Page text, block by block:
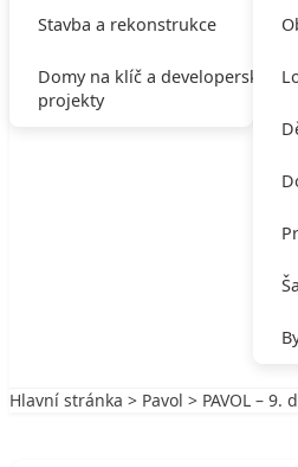
Stavba a rekonstrukce
Domy na klíč a developerské
projekty
Hlavní stránka > Pavol > PAVOL –